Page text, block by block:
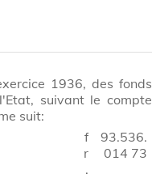
1936, des fonds
suivant le compte
suit:
f
r
.
93.536.
014 73